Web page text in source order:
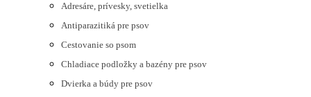
Adresáre, prívesky, svetielka
Antiparazitiká pre psov
Cestovanie so psom
Chladiace podložky a bazény pre psov
Dvierka a búdy pre psov